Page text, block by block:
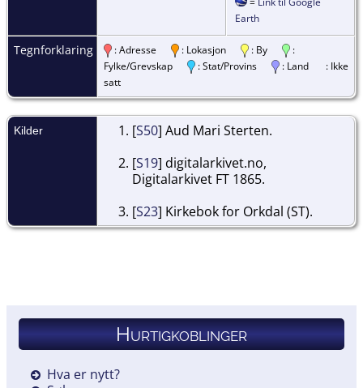
Earth
Tegnforklaring : Adresse : Lokasjon : By
:
Fylke/Grevskap
: Stat/Provins : Land
: Ikke
satt
Kilder [S50] Aud Mari Sterten.
[S19] digitalarkivet.no,
Digitalarkivet FT 1865.
[S23] Kirkebok for Orkdal (ST).
Hurtigkoblinger
Hva er nytt?